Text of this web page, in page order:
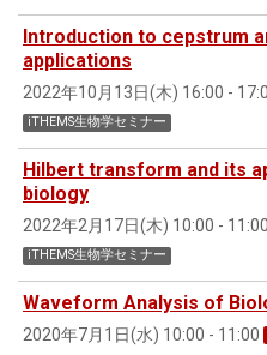
Introduction to cepstrum
applications
2022年10月13日(木) 16:00 -
iTHEMS生物学セミナー
Hilbert transform and its
biology
2022年2月17日(木) 10:00 - 11:00
iTHEMS生物学セミナー
Waveform Analysis of
2020年7月1日(水) 10:00 - 11:00